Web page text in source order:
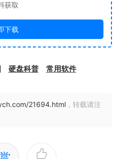
获取
下载
硬盘科普 常用软件
21694.html ，转载请注